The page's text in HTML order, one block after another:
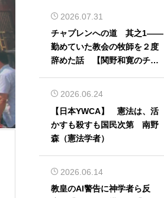
2026.07.31
チャプレンへの道 其之1――
勤めていた教会の牧師を２度
辞めた話 【関野和寛のチャ
2026.06.24
【日本YWCA】 憲法は、活
かすも殺すも国民次第 南野
森（憲法学者）
2026.06.14
教皇のAI警告に神学者ら反